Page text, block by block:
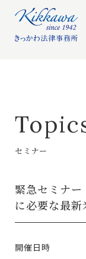
セミナー
緊急セミナ
に必要な最新
開催日時